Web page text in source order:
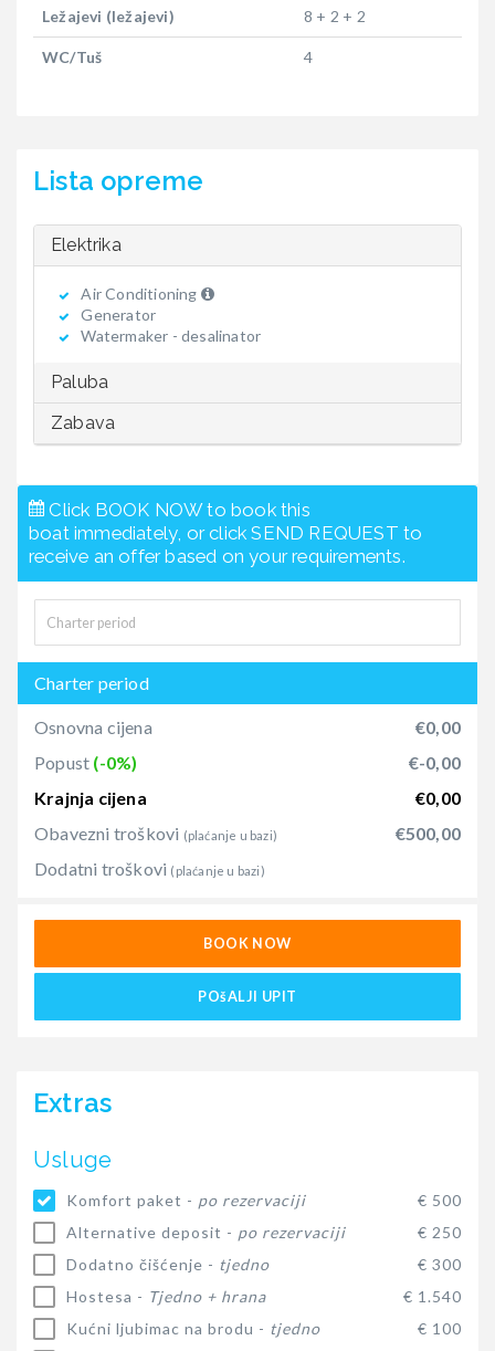
Ležajevi (ležajevi) 8 + 2 + 2
WC/Tuš 4
Lista opreme
Elektrika
Air Conditioning
Generator
Watermaker - desalinator
Paluba
Zabava
Click BOOK NOW to book this
boat immediately, or click SEND REQUEST to
receive an offer based on your requirements.
Charter period
Osnovna cijena
€0,00
Popust (-0%)
€-0,00
Krajnja cijena
€0,00
Obavezni troškovi (plaćanje u bazi)
€500,00
Dodatni troškovi (plaćanje u bazi)
BOOK NOW
POšALJI UPIT
Extras
Usluge
Komfort paket - po rezervaciji
€ 500
Alternative deposit - po rezervaciji
€ 250
Dodatno čišćenje - tjedno
€ 300
Hostesa - Tjedno + hrana
€ 1.540
Kućni ljubimac na brodu - tjedno € 100